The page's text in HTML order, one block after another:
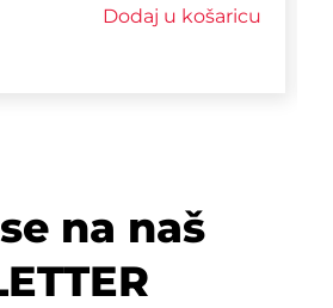
Dodaj u košaricu
na naš